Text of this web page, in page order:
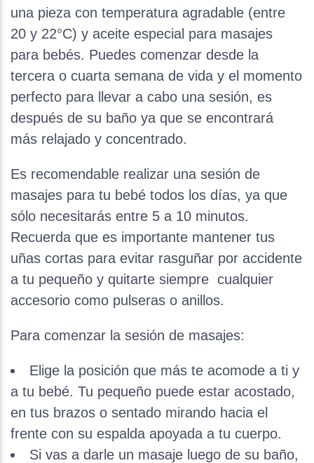
una pieza con temperatura agradable (entre
20 y 22°C) y aceite especial para masajes
para bebés. Puedes comenzar desde la
tercera o cuarta semana de vida y el momento
perfecto para llevar a cabo una sesión, es
después de su baño ya que se encontrará
más relajado y concentrado.
Es recomendable realizar una sesión de
masajes para tu bebé todos los días, ya que
sólo necesitarás entre 5 a 10 minutos.
Recuerda que es importante mantener tus
uñas cortas para evitar rasguñar por accidente
a tu pequeño y quitarte siempre cualquier
accesorio como pulseras o anillos.
Para comenzar la sesión de masajes:
Elige la posición que más te acomode a ti y
a tu bebé. Tu pequeño puede estar acostado,
en tus brazos o sentado mirando hacia el
frente con su espalda apoyada a tu cuerpo.
Si vas a darle un masaje luego de su baño,